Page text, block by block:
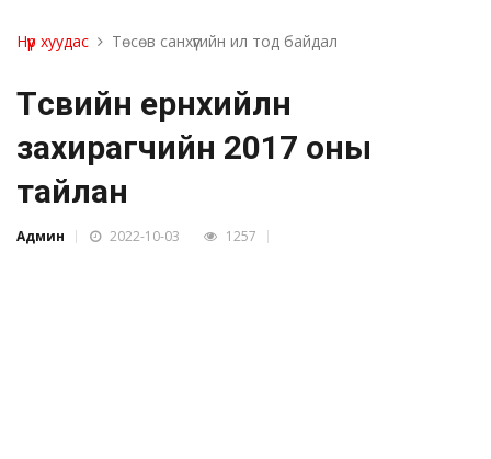
Нүүр хуудас Төсөв санхүүгийн ил тод байдал
Төсвийн ерөнхийлөн
захирагчийн 2017 оны
тайлан
Админ 2022-10-03 1257